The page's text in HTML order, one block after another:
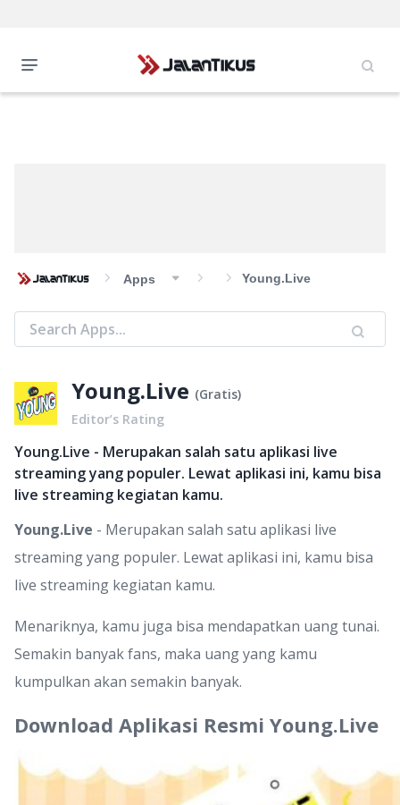
Apps Young.Live
Young.Live (Gratis)
Editor’s Rating
Young.Live - Merupakan salah satu aplikasi live
streaming yang populer. Lewat aplikasi ini, kamu bisa
live streaming kegiatan kamu.
Young.Live - Merupakan salah satu aplikasi live
streaming yang populer. Lewat aplikasi ini, kamu bisa
live streaming kegiatan kamu.
Menariknya, kamu juga bisa mendapatkan uang tunai.
Semakin banyak fans, maka uang yang kamu
kumpulkan akan semakin banyak.
Download Aplikasi Resmi Young.Live